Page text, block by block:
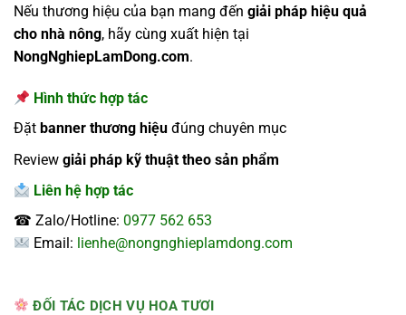
Nếu thương hiệu của bạn mang đến giải pháp hiệu quả
cho nhà nông, hãy cùng xuất hiện tại
NongNghiepLamDong.com.
Hình thức hợp tác
Đặt banner thương hiệu đúng chuyên mục
Review giải pháp kỹ thuật theo sản phẩm
Liên hệ hợp tác
☎ Zalo/Hotline: 0977 562 653
Email: lienhe@nongnghieplamdong.com
ĐỐI TÁC DỊCH VỤ HOA TƯƠI